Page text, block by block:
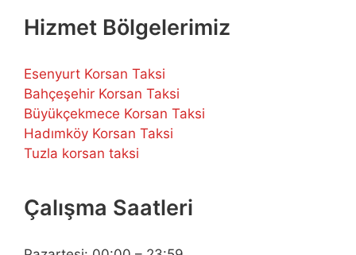
Hizmet Bölgelerimiz
Esenyurt Korsan Taksi
Bahçeşehir Korsan Taksi
Büyükçekmece Korsan Taksi
Hadımköy Korsan Taksi
Tuzla korsan taksi
Çalışma Saatleri